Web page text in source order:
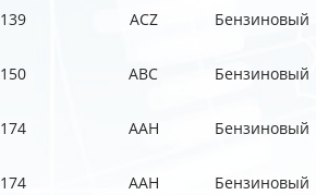
139 ACZ Бензиновый
150 ABC Бензиновый
174 AAH Бензиновый
174 AAH Бензиновый